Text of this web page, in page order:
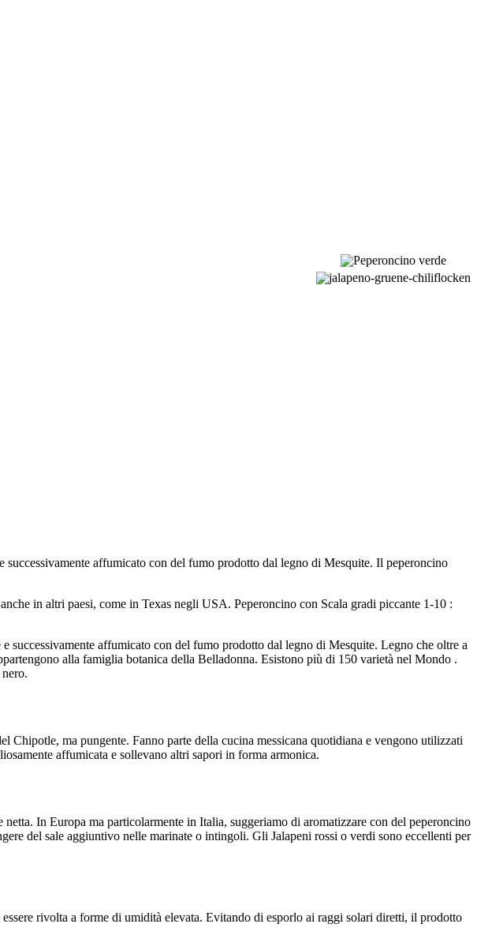
affumicato con del fumo prodotto dal legno di Mesquite. Il peperoncino
in altri paesi, come in Texas negli USA. Peperoncino con Scala gradi piccante 1-10 :
successivamente affumicato con del fumo prodotto dal legno di Mesquite. Legno che oltre a
alla famiglia botanica della Belladonna. Esistono più di 150 varietà nel Mondo .
ma pungente. Fanno parte della cucina messicana quotidiana e vengono utilizzati
affumicata e sollevano altri sapori in forma armonica.
In Europa ma particolarmente in Italia, suggeriamo di aromatizzare con del peperoncino
del sale aggiuntivo nelle marinate o intingoli. Gli Jalapeni rossi o verdi sono eccellenti per
rivolta a forme di umidità elevata. Evitando di esporlo ai raggi solari diretti, il prodotto